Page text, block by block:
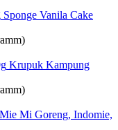
Sponge Vanila Cake
Krupuk Kampung
Mi Goreng, Indomie,